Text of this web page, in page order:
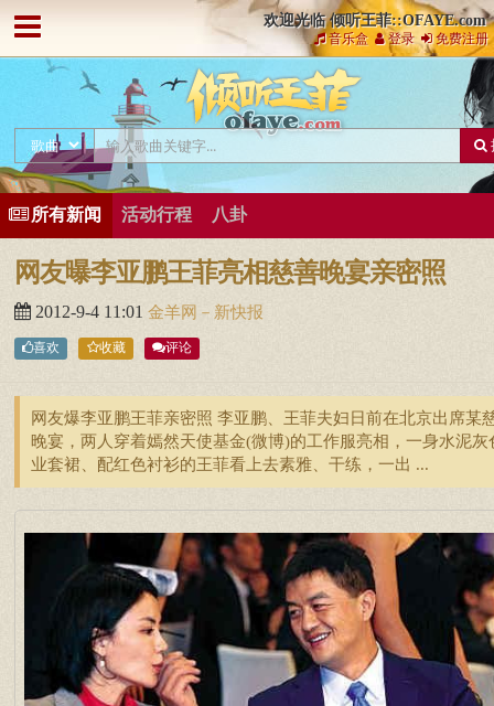
欢迎光临 倾听王菲::OFAYE.com
音乐盒 登录 免费注册
所有新闻 活动行程 八卦
网友曝李亚鹏王菲亮相慈善晚宴亲密照
2012-9-4 11:01 金羊网－新快报
喜欢 收藏 评论
网友爆李亚鹏王菲亲密照 李亚鹏、王菲夫妇日前在北京出席某
晚宴，两人穿着嫣然天使基金(微博)的工作服亮相，一身水泥灰
业套裙、配红色衬衫的王菲看上去素雅、干练，一出 ...